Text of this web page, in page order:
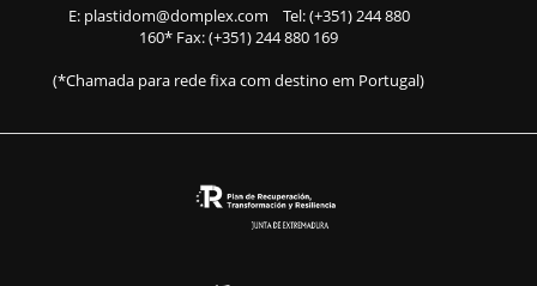
E: plastidom@domplex.com Tel:(+351) 244 880
160* Fax: (+351) 244 880 169
(*Chamada para rede fixa com destino em Portugal)